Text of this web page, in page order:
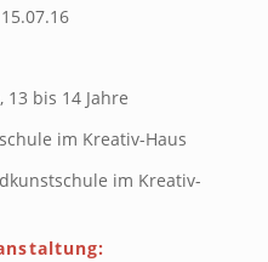
13 bis 14 Jahre
im Kreativ-Haus
im Kreativ-